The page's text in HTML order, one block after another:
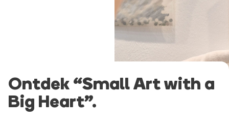
Ontdek “Small Art with a
Big Heart”.